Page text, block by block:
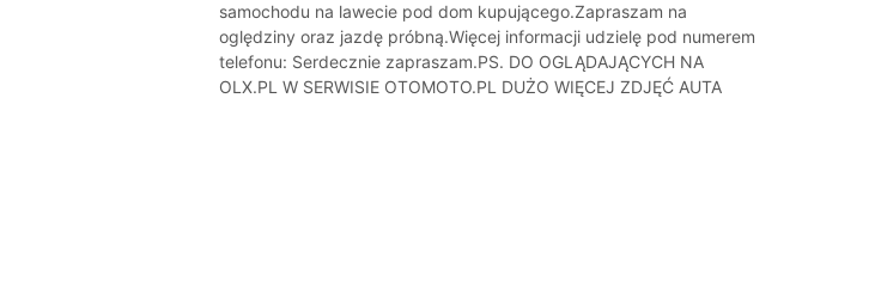
samochodu na lawecie pod dom kupującego.Zapraszam na
oględziny oraz jazdę próbną.Więcej informacji udzielę pod numerem
telefonu: Serdecznie zapraszam.PS. DO OGLĄDAJĄCYCH NA
OLX.PL W SERWISIE OTOMOTO.PL DUŻO WIĘCEJ ZDJĘĆ AUTA